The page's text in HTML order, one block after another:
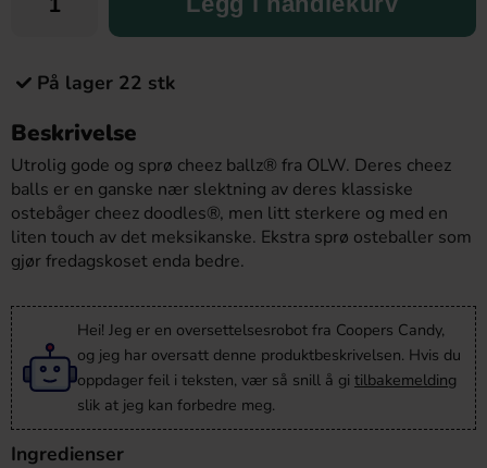
På lager 22 stk
Beskrivelse
Utrolig gode og sprø cheez ballz® fra OLW. Deres cheez
balls er en ganske nær slektning av deres klassiske
ostebåger cheez doodles®, men litt sterkere og med en
liten touch av det meksikanske. Ekstra sprø osteballer som
gjør fredagskoset enda bedre.
Hei! Jeg er en oversettelsesrobot fra Coopers Candy,
og jeg har oversatt denne produktbeskrivelsen. Hvis du
oppdager feil i teksten, vær så snill å gi tilbakemelding
slik at jeg kan forbedre meg.
Ingredienser